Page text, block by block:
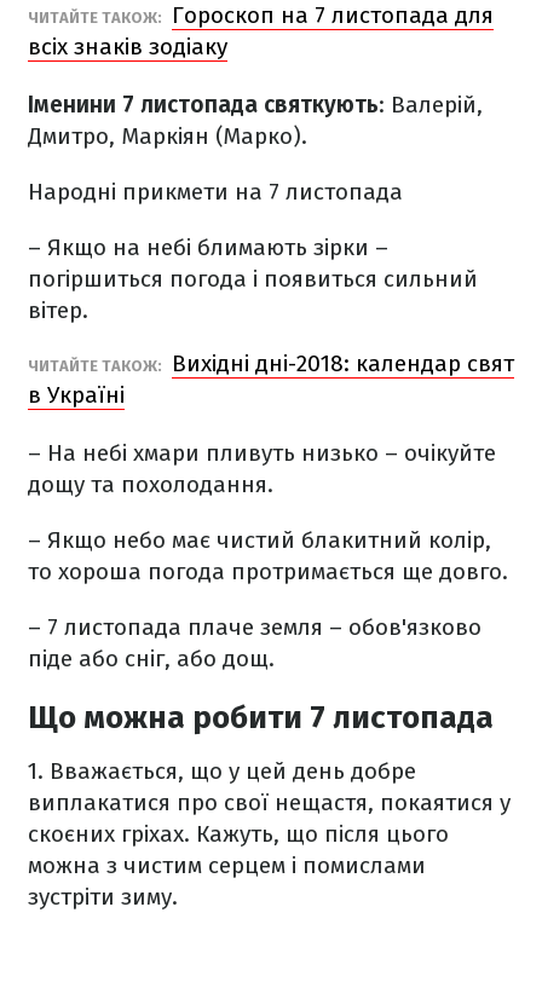
ЧИТАЙТЕ ТАКОЖ:
Гороскоп на 7 листопада для
всіх знаків зодіаку
Іменини 7 листопада святкують: Валерій,
Дмитро, Маркіян (Марко).
Народні прикмети на 7 листопада
– Якщо на небі блимають зірки –
погіршиться погода і появиться сильний
вітер.
ЧИТАЙТЕ ТАКОЖ:
Вихідні дні-2018: календар свят
в Україні
– На небі хмари пливуть низько – очікуйте
дощу та похолодання.
– Якщо небо має чистий блакитний колір,
то хороша погода протримається ще довго.
– 7 листопада плаче земля – обов'язково
піде або сніг, або дощ.
Що можна робити 7 листопада
1. Вважається, що у цей день добре
виплакатися про свої нещастя, покаятися у
скоєних гріхах. Кажуть, що після цього
можна з чистим серцем і помислами
зустріти зиму.